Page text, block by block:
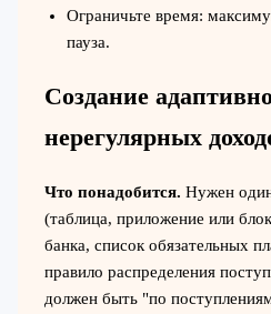
Ограничьте время:
пауза.
Создание
нерегулярных
Что понадобится. Нужен
(таблица, приложение или
банка, список обязательных
правило распределения
должен быть "по